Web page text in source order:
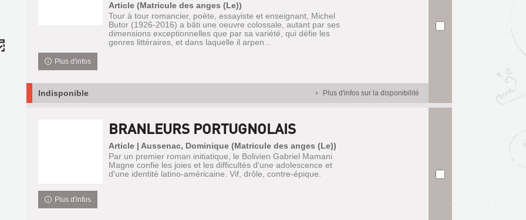
Article (Matricule des anges (Le))
Tour à tour romancier, poète, essayiste et enseignant, Michel
Butor (1926-2016) a bâti une oeuvre colossale, autant par ses
dimensions exceptionnelles que par sa variété, qui défie les
genres littéraires, et dans laquelle il arpen...
Plus d'infos
Indisponible Plus d'infos sur la disponibilité
BRANLEURS PORTUGNOLAIS
Article | Aussenac, Dominique (Matricule des anges (Le))
Par un premier roman initiatique, le Bolivien Gabriel Mamani
Magne confie les joies et les difficultés d'une adolescence et
d'une identité latino-américaine. Vif, drôle, contre-épique.
Plus d'infos